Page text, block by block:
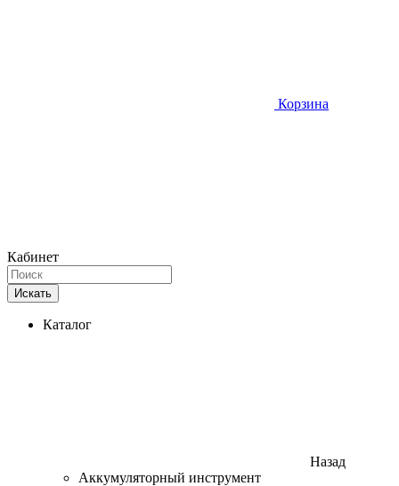
Корзина
Кабинет
Искать
Каталог
Назад
Аккумуляторный инструмент